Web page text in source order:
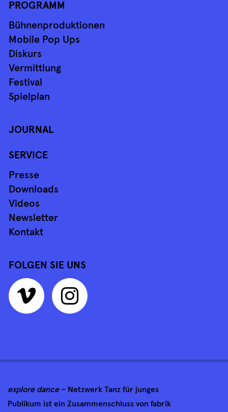
PROGRAMM
Bühnenproduktionen
Mobile Pop Ups
Diskurs
Vermittlung
Festival
Spielplan
JOURNAL
SERVICE
Presse
Downloads
Videos
Newsletter
Kontakt
FOLGEN SIE UNS
explore dance – Netzwerk Tanz für junges
Publikum ist ein Zusammenschluss von fabrik